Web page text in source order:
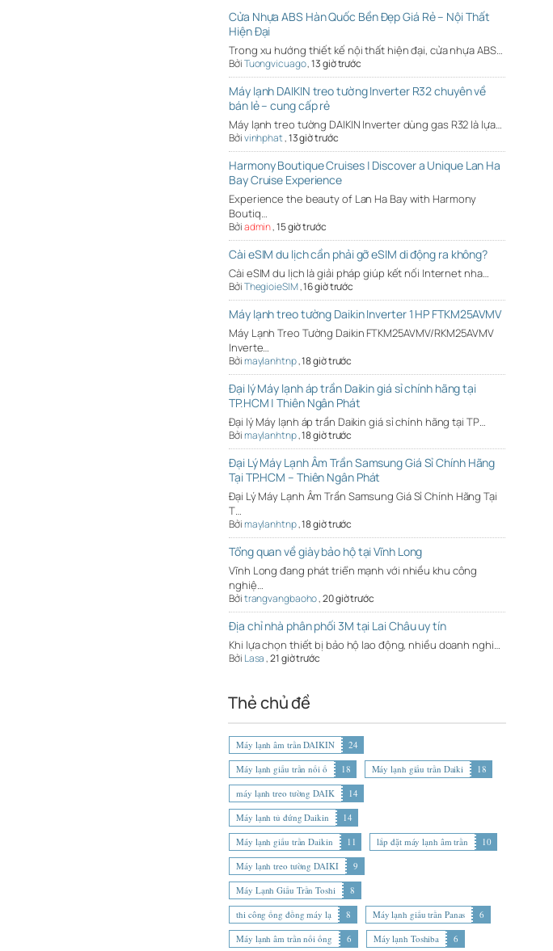
Cửa Nhựa ABS Hàn Quốc Bền Đẹp Giá Rẻ – Nội Thất
Hiện Đại
Trong xu hướng thiết kế nội thất hiện đại, cửa nhựa ABS…
BởiTuongvicuago,13 giờ trước
Máy lạnh DAIKIN treo tường Inverter R32 chuyên về
bán lẻ – cung cấp rẻ
Máy lạnh treo tường DAIKIN Inverter dùng gas R32 là lựa…
Bởivinhphat,13 giờ trước
Harmony Boutique Cruises | Discover a Unique Lan Ha
Bay Cruise Experience
Experience the beauty of Lan Ha Bay with Harmony
Boutiq…
Bởiadmin,15 giờ trước
Cài eSIM du lịch cần phải gỡ eSIM di động ra không?
Cài eSIM du lịch là giải pháp giúp kết nối Internet nha…
BởiThegioieSIM,16 giờ trước
Máy lạnh treo tường Daikin Inverter 1 HP FTKM25AVMV
Máy Lạnh Treo Tường Daikin FTKM25AVMV/RKM25AVMV
Inverte…
Bởimaylanhtnp,18 giờ trước
Đại lý Máy lạnh áp trần Daikin giá sỉ chính hãng tại
TP.HCM | Thiên Ngân Phát
Đại lý Máy lạnh áp trần Daikin giá sỉ chính hãng tại TP…
Bởimaylanhtnp,18 giờ trước
Đại Lý Máy Lạnh Âm Trần Samsung Giá Sỉ Chính Hãng
Tại TP.HCM – Thiên Ngân Phát
Đại Lý Máy Lạnh Âm Trần Samsung Giá Sỉ Chính Hãng Tại
T…
Bởimaylanhtnp,18 giờ trước
Tổng quan về giày bảo hộ tại Vĩnh Long
Vĩnh Long đang phát triển mạnh với nhiều khu công
nghiệ…
Bởitrangvangbaoho,20 giờ trước
Địa chỉ nhà phân phối 3M tại Lai Châu uy tín
Khi lựa chọn thiết bị bảo hộ lao động, nhiều doanh nghi…
Bởi Lasa,21 giờ trước
Thẻ chủ đề
Máy lạnh âm trần DAIKIN
24
Máy lạnh giấu trần nối ố
18 Máy lạnh giấu trần Daiki
18
máy lạnh treo tường DAIK
14
Máy lạnh tủ đứng Daikin
14
Máy lạnh giấu trần Daikin
11 lắp đặt máy lạnh âm trần
10
Máy lạnh treo tường DAIKI
9
Máy Lạnh Giấu Trần Toshi
8
thi công ống đồng máy lạ
8 Máy lạnh giấu trần Panas
6
Máy lạnh âm trần nối ống
6 Máy lạnh Toshiba
6